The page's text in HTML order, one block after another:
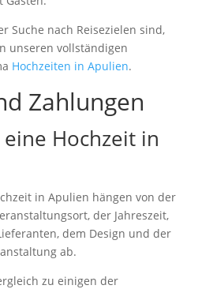
Suche nach Reisezielen sind,
unseren vollständigen
Hochzeiten in Apulien.
Zahlungen
Hochzeit in
in Apulien hängen von der
der Jahreszeit,
dem Design und der
ab.
zu einigen der